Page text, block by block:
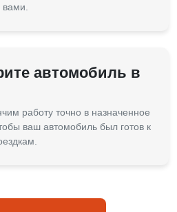
автомобиль в
работу точно в назначенное
ваш автомобиль был готов к